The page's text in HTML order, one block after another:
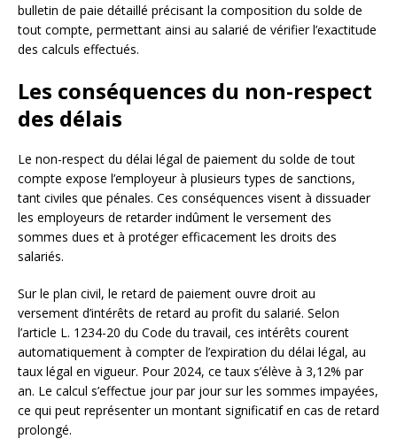
bulletin de paie détaillé précisant la composition du solde de
tout compte, permettant ainsi au salarié de vérifier l’exactitude
des calculs effectués.
Les conséquences du non-respect
des délais
Le non-respect du délai légal de paiement du solde de tout
compte expose l’employeur à plusieurs types de sanctions,
tant civiles que pénales. Ces conséquences visent à dissuader
les employeurs de retarder indûment le versement des
sommes dues et à protéger efficacement les droits des
salariés.
Sur le plan civil, le retard de paiement ouvre droit au
versement d’intérêts de retard au profit du salarié. Selon
l’article L. 1234-20 du Code du travail, ces intérêts courent
automatiquement à compter de l’expiration du délai légal, au
taux légal en vigueur. Pour 2024, ce taux s’élève à 3,12% par
an. Le calcul s’effectue jour par jour sur les sommes impayées,
ce qui peut représenter un montant significatif en cas de retard
prolongé.